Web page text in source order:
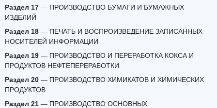
Раздел 17 — ПРОИЗВОДСТВО БУМАГИ И БУМАЖНЫХ
ИЗДЕЛИЙ
Раздел 18 — ПЕЧАТЬ И ВОСПРОИЗВЕДЕНИЕ ЗАПИСАННЫХ
НОСИТЕЛЕЙ ИНФОРМАЦИИ
Раздел 19 — ПРОИЗВОДСТВО И ПЕРЕРАБОТКА КОКСА И
ПРОДУКТОВ НЕФТЕПЕРЕРАБОТКИ
Раздел 20 — ПРОИЗВОДСТВО ХИМИКАТОВ И ХИМИЧЕСКИХ
ПРОДУКТОВ
Раздел 21 — ПРОИЗВОДСТВО ОСНОВНЫХ